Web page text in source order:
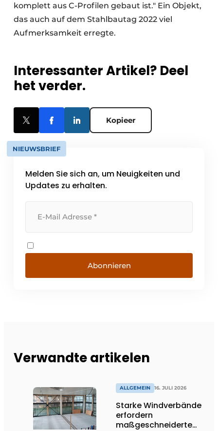
komplett aus C-Profilen gebaut ist." Ein Objekt,
das auch auf dem Stahlbautag 2022 viel
Aufmerksamkeit erregte.
Interessanter Artikel? Deel
het verder.
Kopieer
NIEUWSBRIEF
Melden Sie sich an, um Neuigkeiten und
Updates zu erhalten.
Abonnieren
Verwandte artikelen
ALLGEMEIN 16. JULI 2026
Starke Windverbände
erfordern
maßgeschneiderte